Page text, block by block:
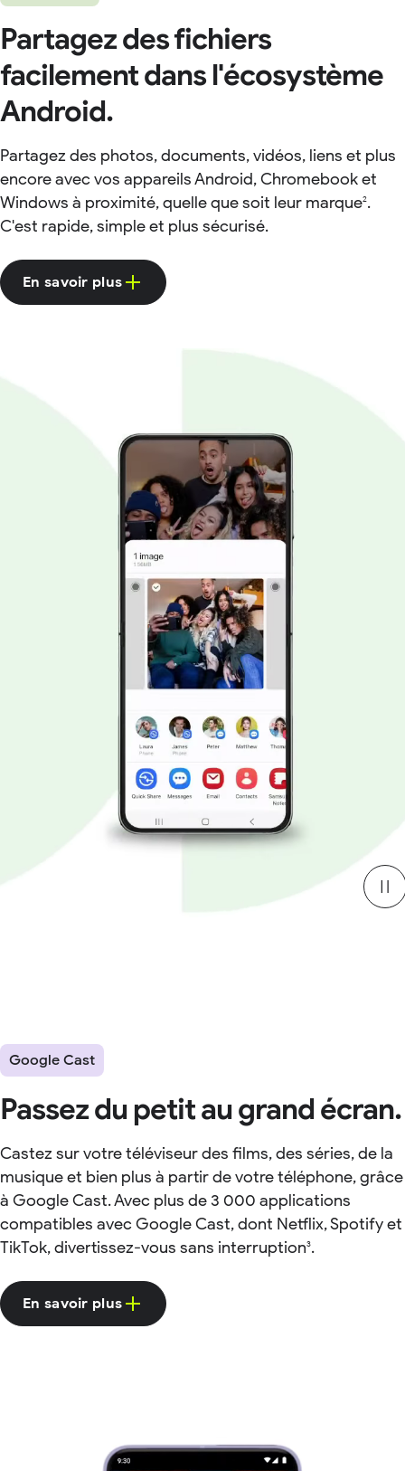
Partagez des fichiers
facilement dans l'écosystème
Android.
Partagez des photos, documents, vidéos, liens et plus
encore avec vos appareils Android, Chromebook et
Windows à proximité, quelle que soit leur marque2.
C'est rapide, simple et plus sécurisé.
En savoir plus
Google Cast
Passez du petit au grand écran.
Castez sur votre téléviseur des films, des séries, de la
musique et bien plus à partir de votre téléphone, grâce
à Google Cast. Avec plus de 3 000 applications
compatibles avec Google Cast, dont Netflix, Spotify et
TikTok, divertissez-vous sans interruption3.
En savoir plus